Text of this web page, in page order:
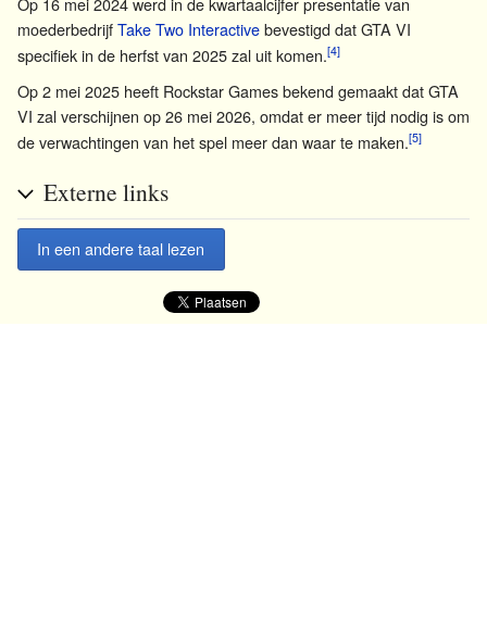
moederbedrijfTake Two Interactivebevestigd dat GTA VI
specifiek in de herfst van 2025 zal uit komen.[4]
Op 2 mei 2025 heeft Rockstar Games bekend gemaakt dat GTA
VI zal verschijnen op 26 mei 2026, omdat er meer tijd nodig is om
de verwachtingen van het spel meer dan waar te maken.[5]
Externe links
In een andere taal lezen